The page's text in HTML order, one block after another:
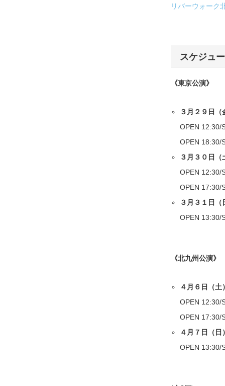
リバーウォーク
スケジュ
《東京公演》
３月２９日（
OPEN
OPEN
３月３０日（
OPEN
OPEN
３月３１日（
OPEN
《北九州公演》
４月６日（土
OPEN
OPEN
４月７日（日
OPEN